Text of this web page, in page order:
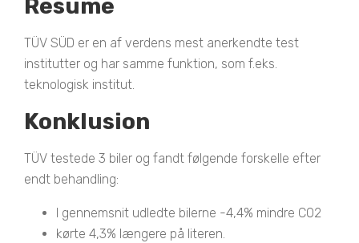
Resume
TÜV SÜD er en af verdens mest anerkendte test
institutter og har samme funktion, som f.eks.
teknologisk institut.
Konklusion
TÜV testede 3 biler og fandt følgende forskelle efter
endt behandling:
I gennemsnit udledte bilerne -4,4% mindre CO2
kørte 4,3% længere på literen.